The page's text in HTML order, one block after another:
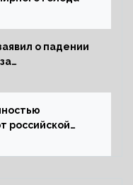
о падении
российской